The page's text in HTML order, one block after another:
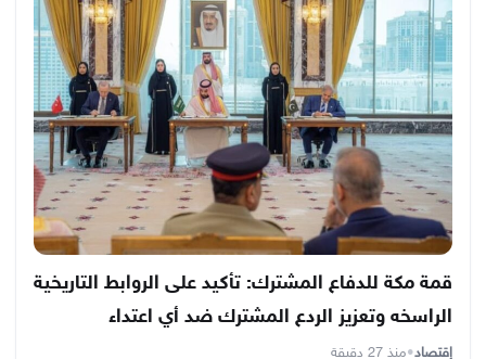
قمة مكة للدفاع المشترك: تأكيد على الروابط التاريخية
الراسخه وتعزيز الردع المشترك ضد أي اعتداء
إقتصاد•منذ 27 دقيقة